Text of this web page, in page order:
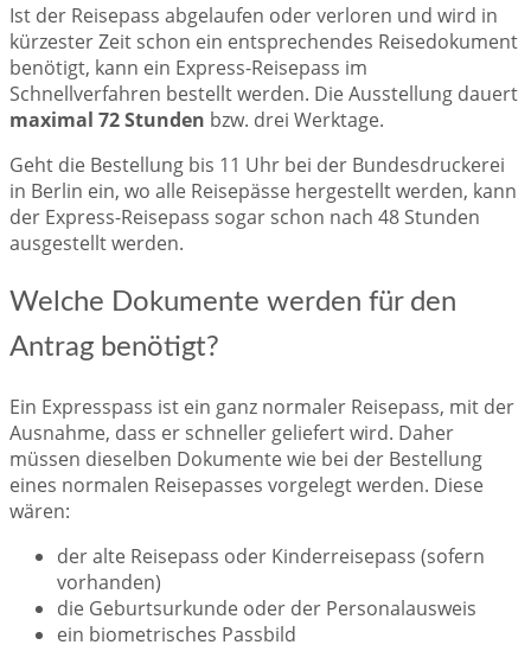
Ist der Reisepass abgelaufen oder verloren und wird in
kürzester Zeit schon ein entsprechendes Reisedokument
benötigt, kann ein Express-Reisepass im
Schnellverfahren bestellt werden. Die Ausstellung dauert
maximal 72 Stunden bzw. drei Werktage.
Geht die Bestellung bis 11 Uhr bei der Bundesdruckerei
in Berlin ein, wo alle Reisepässe hergestellt werden, kann
der Express-Reisepass sogar schon nach 48 Stunden
ausgestellt werden.
Welche Dokumente werden für den
Antrag benötigt?
Ein Expresspass ist ein ganz normaler Reisepass, mit der
Ausnahme, dass er schneller geliefert wird. Daher
müssen dieselben Dokumente wie bei der Bestellung
eines normalen Reisepasses vorgelegt werden. Diese
wären:
der alte Reisepass oder Kinderreisepass (sofern
vorhanden)
die Geburtsurkunde oder der Personalausweis
ein biometrisches Passbild